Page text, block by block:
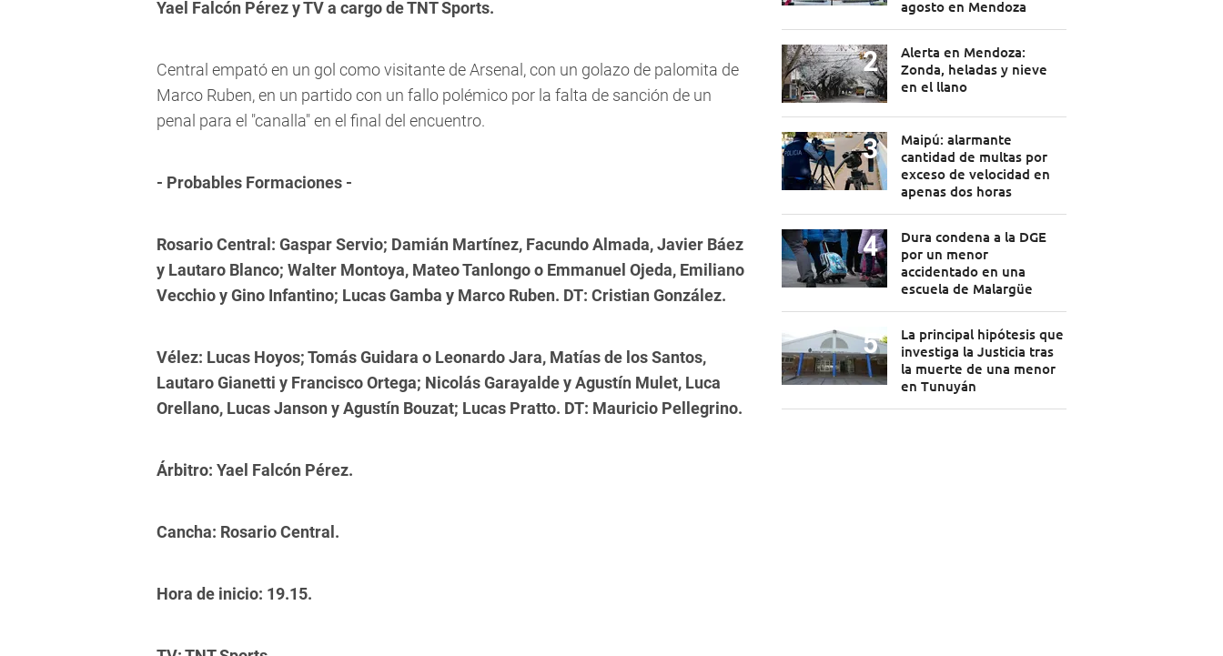
Yael Falcón Pérez y TV a cargo de TNT Sports.
Central empató en un gol como visitante de Arsenal, con un golazo de palomita de
Marco Ruben, en un partido con un fallo polémico por la falta de sanción de un
penal para el "canalla" en el final del encuentro.
- Probables Formaciones -
Rosario Central: Gaspar Servio; Damián Martínez, Facundo Almada, Javier Báez
y Lautaro Blanco; Walter Montoya, Mateo Tanlongo o Emmanuel Ojeda, Emiliano
Vecchio y Gino Infantino; Lucas Gamba y Marco Ruben. DT: Cristian González.
Vélez: Lucas Hoyos; Tomás Guidara o Leonardo Jara, Matías de los Santos,
Lautaro Gianetti y Francisco Ortega; Nicolás Garayalde y Agustín Mulet, Luca
Orellano, Lucas Janson y Agustín Bouzat; Lucas Pratto. DT: Mauricio Pellegrino.
Árbitro: Yael Falcón Pérez.
Cancha: Rosario Central.
Hora de inicio: 19.15.
agosto en Mendoza
Alerta en Mendoza:
Zonda, heladas y nieve
en el llano
Maipú: alarmante
cantidad de multas por
exceso de velocidad en
apenas dos horas
Dura condena a la DGE
por un menor
accidentado en una
escuela de Malargüe
La principal hipótesis que
investiga la Justicia tras
la muerte de una menor
en Tunuyán